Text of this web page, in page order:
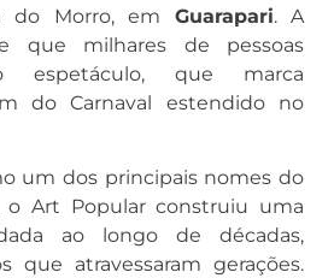
do Morro, em Guarapari. A
que milhares de pessoas
espetáculo, que marca
do Carnaval estendido no
um dos principais nomes do
o Art Popular construiu uma
ao longo de décadas,
que atravessaram gerações.